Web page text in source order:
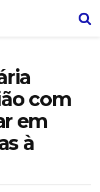
com
em
à